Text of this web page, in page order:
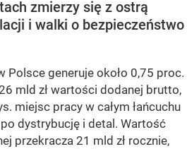
zmierzy się z ostrą
i walki o bezpieczeństwo
Polsce generuje około 0,75 proc.
mld zł wartości dodanej brutto,
miejsc pracy w całym łańcuchu
dystrybucję i detal. Wartość
przekracza 21 mld zł rocznie,